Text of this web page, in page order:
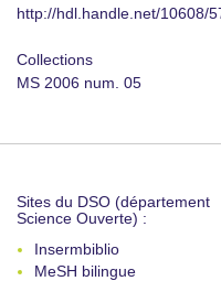
http://hdl.handle.net/10608/
Collections
MS 2006 num. 05
Sites du DSO (département
Science Ouverte) :
Insermbiblio
MeSH bilingue